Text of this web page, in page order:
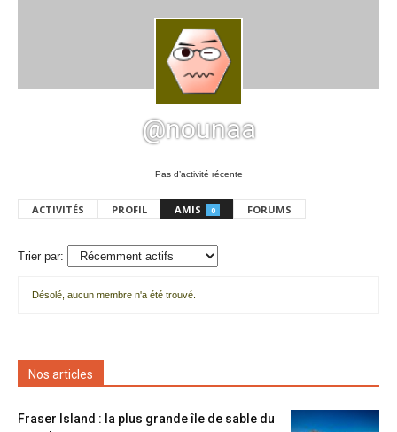
@nounaa
Pas d’activité récente
ACTIVITÉS PROFIL AMIS 0 FORUMS
Trier par:
amis
Désolé, aucun membre n'a été trouvé.
Nos articles
Fraser Island : la plus grande île de sable du